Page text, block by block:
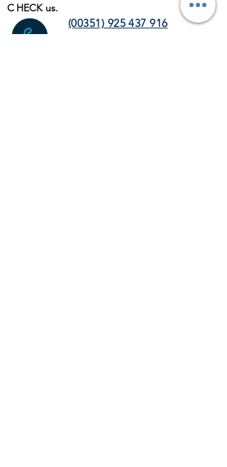
C HECK us.
(00351) 925 437 916